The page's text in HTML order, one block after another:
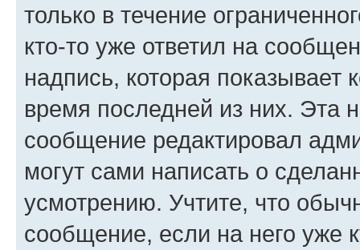
только в течение
кто-то уже ответил на
надпись, которая показывает
время последней из них. Эта
сообщение редактировал
могут сами написать о
усмотрению. Учтите, что
сообщение, если на него уже